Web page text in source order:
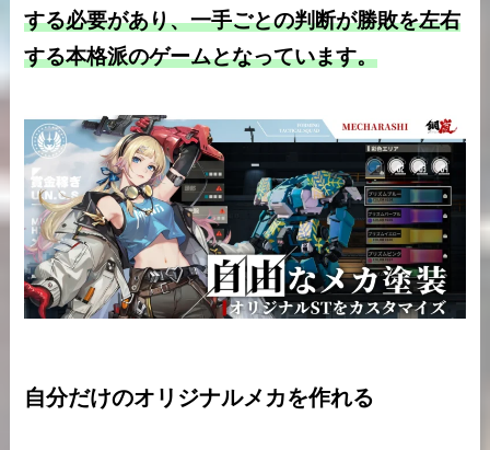
する必要があり、一手ごとの判断が勝敗を左右
する本格派のゲームとなっています。
自分だけのオリジナルメカを作れる